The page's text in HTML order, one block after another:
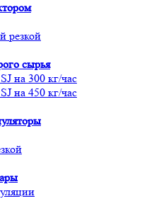
резкой
сырья
на 300 кг/час
на 450 кг/час